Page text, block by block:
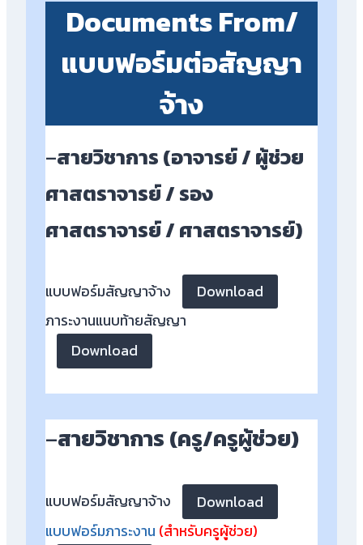
Documents From/
แบบฟอร์มต่อสัญญา
จ้าง
–สายวิชาการ (อาจารย์ / ผู้ช่วย
ศาสตราจารย์ / รอง
ศาสตราจารย์ / ศาสตราจารย์)
แบบฟอร์มสัญญาจ้าง Download
ภาระงานแนบท้ายสัญญา
Download
–สายวิชาการ (ครู/ครูผู้ช่วย)
แบบฟอร์มสัญญาจ้าง Download
แบบฟอร์มภาระงาน (สำหรับครูผู้ช่วย)